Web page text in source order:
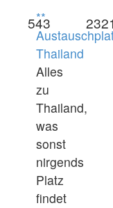
**
Thailand
Alles
zu
Thailand,
was
sonst
nirgends
Platz
findet
543